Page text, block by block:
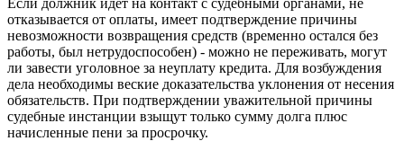
отказывается от оплаты, имеет подтверждение причины
невозможности возвращения средств (временно остался без
работы, был нетрудоспособен) - можно не переживать, могут
ли завести уголовное за неуплату кредита. Для возбуждения
дела необходимы веские доказательства уклонения от несения
обязательств. При подтверждении уважительной причины
судебные инстанции взыщут только сумму долга плюс
начисленные пени за просрочку.